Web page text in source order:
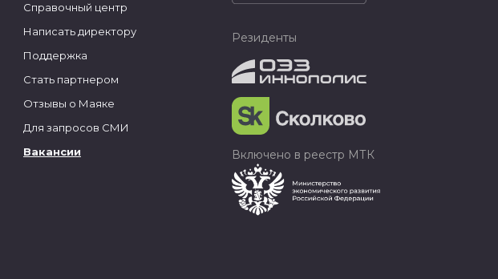
Справочный центр
Написать директору
Поддержка
Стать партнером
Отзывы о Маяке
Для запросов СМИ
Вакансии
Резиденты
Включено в реестр МТК